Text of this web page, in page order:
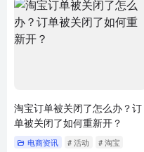
淘宝订单被关闭了怎么办？订
单被关闭了如何重新开？
电商资讯 # 活动 # 淘宝